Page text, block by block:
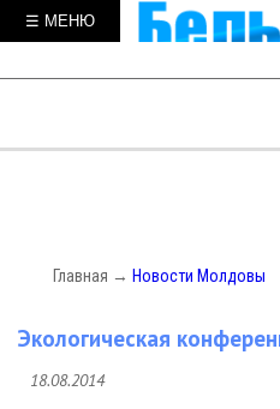
☰ МЕНЮ
Главная → Новости Молдовы
Экологическая
18.08.2014